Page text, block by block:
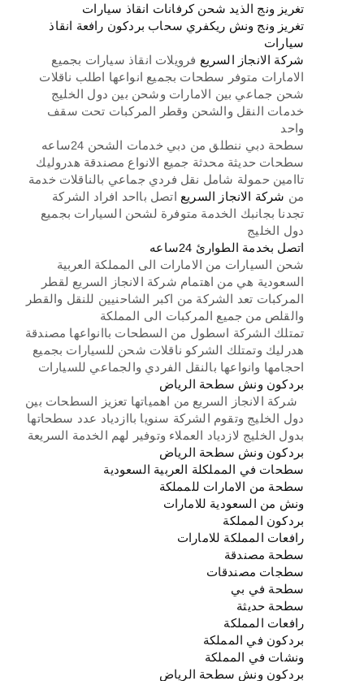
تغريز ونج الذيد شحن كرفانات انقاذ سيارات
تغريز ونج ونش ريكفري سحاب بردكون رافعة انقاذ
سيارات
شركة الانجاز السريع فرويلات انقاذ سيارات بجميع
الامارات متوفر سطحات بجميع انواعها اطلب ناقلات
شحن جماعي بين الامارات وشحن بين دول الخليج
خدمات النقل والشحن وقطر المركبات تحت سقف
واحد
سطحة دبي ننطلق من دبي خدمات الشحن 24ساعه
سطحات حديثة محدثة جميع الانواع مصندقة هدروليك
تاامين حمولة شامل نقل فردي جماعي بالناقلات خدمة
من شركة الانجاز السريع اتصل بااحد افراد الشركة
تجدنا بجانبك الخدمة متوفرة لشحن السيارات بجميع
دول الخليج
اتصل بخدمة الطوارئ 24ساعه
شحن السيارات من الامارات الى المملكة العربية
السعودية هي من اهتمام شركة الانجاز السريع لقطر
المركبات تعد الشركة من اكبر الشاحنيين للنقل والقطر
والقلص من جميع المركبات الى المملكة
تمتلك الشركة اسطول من السطحات باانواعها مصندقة
هدرليك وتمتلك الشركو ناقلات شحن للسيارات بجميع
احجامها وانواعها بالنقل الفردي والجماعي للسيارات
بردكون ونش سطحة الرياض
شركة الانجاز السريع من اهمياتها تعزيز السطحات بين
دول الخليج وتقوم الشركة سنويا باازدياد عدد سطحاتها
بدول الخليج لازدياد العملاء وتوفير لهم الخدمة السريعة
بردكون ونش سطحة الرياض
سطحات في المملكلة العربية السعودية
سطحة من الامارات للمملكة
ونش من السعودية للامارات
بردكون المملكة
رافعات المملكة للامارات
سطحة مصندقة
سطجات مصندقات
سطحة في بي
سطحة حديثة
رافعات المملكة
بردكون في المملكة
ونشات في المملكة
بردكون ونش سطحة الرياض